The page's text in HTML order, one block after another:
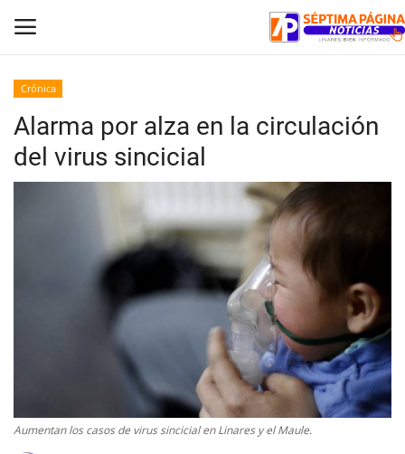
Inicio
Crónica
Crónica
Alarma por alza en la circulación
del virus sincicial
Aumentan los casos de virus sincicial en Linares y el Maule.